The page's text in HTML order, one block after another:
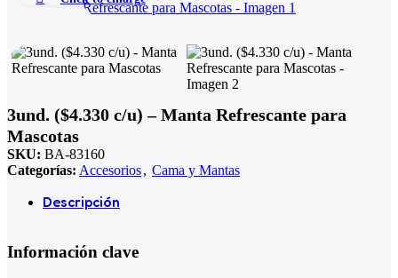
3und. ($4.330 c/u) – Manta Refrescante para
Mascotas
SKU: BA-83160
Categorías: Accesorios, Cama y Mantas
Descripción
Información clave